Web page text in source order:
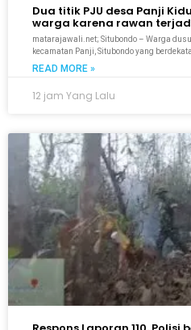
Dua titik PJU desa Panji
warga karena rawan
matarajawali.net; Situbondo – Warga
kecamatan Panji, Situbondo yang
READ MORE »
12 jam Yang Lalu